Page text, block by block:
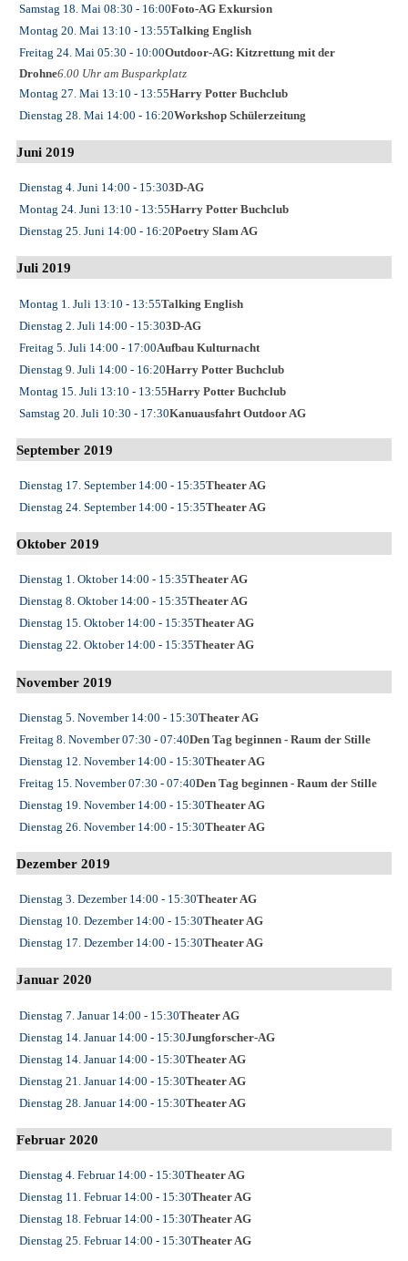
Samstag 18. Mai 08:30 - 16:00Foto-AG Exkursion
Montag 20. Mai 13:10 - 13:55Talking English
Freitag 24. Mai 05:30 - 10:00Outdoor-AG: Kitzrettung mit der
Drohne6.00 Uhr am Busparkplatz
Montag 27. Mai 13:10 - 13:55Harry Potter Buchclub
Dienstag 28. Mai 14:00 - 16:20Workshop Schülerzeitung
Juni 2019
Dienstag 4. Juni 14:00 - 15:303D-AG
Montag 24. Juni 13:10 - 13:55Harry Potter Buchclub
Dienstag 25. Juni 14:00 - 16:20Poetry Slam AG
Juli 2019
Montag 1. Juli 13:10 - 13:55Talking English
Dienstag 2. Juli 14:00 - 15:303D-AG
Freitag 5. Juli 14:00 - 17:00Aufbau Kulturnacht
Dienstag 9. Juli 14:00 - 16:20Harry Potter Buchclub
Montag 15. Juli 13:10 - 13:55Harry Potter Buchclub
Samstag 20. Juli 10:30 - 17:30Kanuausfahrt Outdoor AG
September 2019
Dienstag 17. September14:00 - 15:35Theater AG
Dienstag 24. September14:00 - 15:35Theater AG
Oktober 2019
Dienstag 1. Oktober14:00 - 15:35Theater AG
Dienstag 8. Oktober14:00 - 15:35Theater AG
Dienstag 15. Oktober14:00 - 15:35Theater AG
Dienstag 22. Oktober14:00 - 15:35Theater AG
November 2019
Dienstag 5. November14:00 - 15:30Theater AG
Freitag 8. November07:30 - 07:40Den Tag beginnen - Raum der Stille
Dienstag 12. November14:00 - 15:30Theater AG
Freitag 15. November07:30 - 07:40Den Tag beginnen - Raum der Stille
Dienstag 19. November14:00 - 15:30Theater AG
Dienstag 26. November14:00 - 15:30Theater AG
Dezember 2019
Dienstag 3. Dezember14:00 - 15:30Theater AG
Dienstag 10. Dezember14:00 - 15:30Theater AG
Dienstag 17. Dezember14:00 - 15:30Theater AG
Januar 2020
Dienstag 7. Januar14:00 - 15:30Theater AG
Dienstag 14. Januar14:00 - 15:30Jungforscher-AG
Dienstag 14. Januar14:00 - 15:30Theater AG
Dienstag 21. Januar14:00 - 15:30Theater AG
Dienstag 28. Januar14:00 - 15:30Theater AG
Februar 2020
Dienstag 4. Februar14:00 - 15:30Theater AG
Dienstag 11. Februar14:00 - 15:30Theater AG
Dienstag 18. Februar14:00 - 15:30Theater AG
Dienstag 25. Februar14:00 - 15:30Theater AG